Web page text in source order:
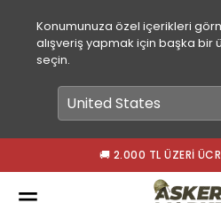
Konumunuza özel içerikleri
alışveriş yapmak için başka bir
seçin.
🚚 2.000 TL ÜZERI